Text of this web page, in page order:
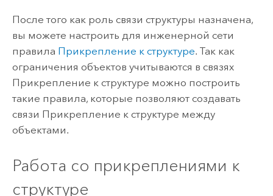
После того как роль связи структуры назначена,
вы можете настроить для инженерной сети
правила Прикрепление к структуре. Так как
ограничения объектов учитываются в связях
Прикрепление к структуре можно построить
такие правила, которые позволяют создавать
связи Прикрепление к структуре между
объектами.
Работа со прикреплениями к
структуре